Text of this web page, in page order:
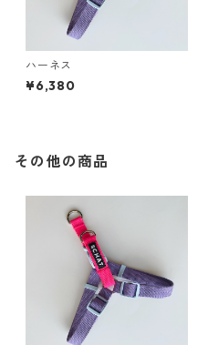
ハーネス
¥6,380
その他の商品